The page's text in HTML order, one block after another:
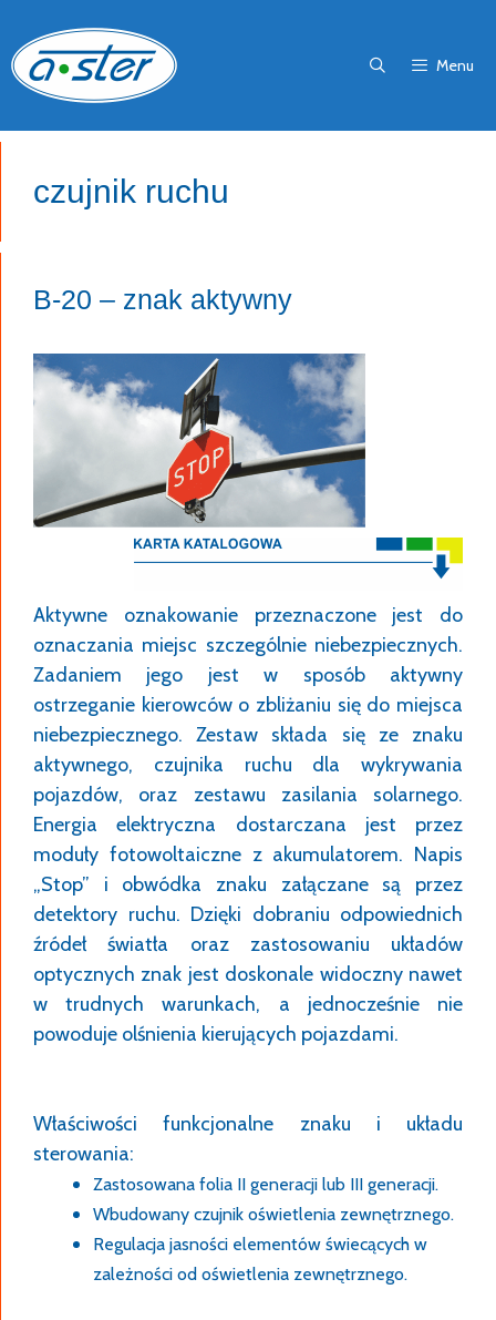
do
treści
Menu
czujnik ruchu
B-20 – znak aktywny
Aktywne oznakowanie przeznaczone jest do
oznaczania miejsc szczególnie niebezpiecznych.
Zadaniem jego jest w sposób aktywny
ostrzeganie kierowców o zbliżaniu się do miejsca
niebezpiecznego. Zestaw składa się ze znaku
aktywnego, czujnika ruchu dla wykrywania
pojazdów, oraz zestawu zasilania solarnego.
Energia elektryczna dostarczana jest przez
moduły fotowoltaiczne z akumulatorem. Napis
„Stop” i obwódka znaku załączane są przez
detektory ruchu. Dzięki dobraniu odpowiednich
źródeł światła oraz zastosowaniu układów
optycznych znak jest doskonale widoczny nawet
w trudnych warunkach, a jednocześnie nie
powoduje olśnienia kierujących pojazdami.
Właściwości funkcjonalne znaku i układu
sterowania:
Zastosowana folia II generacji lub III generacji.
Wbudowany czujnik oświetlenia zewnętrznego.
Regulacja jasności elementów świecących w
zależności od oświetlenia zewnętrznego.